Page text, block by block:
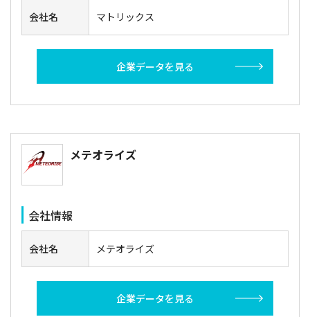
会社名 マトリックス
企業データを見る
メテオライズ
会社情報
会社名 メテオライズ
企業データを見る